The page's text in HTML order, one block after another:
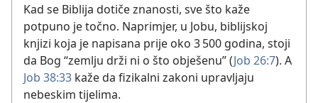
Kad se Biblija dotiče znanosti, sve što kaže
potpuno je točno. Naprimjer, u Jobu, biblijskoj
knjizi koja je napisana prije oko 3 500 godina, stoji
da Bog “zemlju drži ni o što obješenu” (Job 26:7). A
Job 38:33 kaže da fizikalni zakoni upravljaju
nebeskim tijelima.